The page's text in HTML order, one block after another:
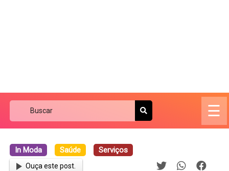
☰
In Moda Saúde Serviços
Ouça este post.